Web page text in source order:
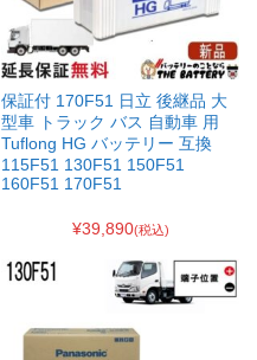
保証付 170F51 日立 後継品 大
型車 トラック バス 自動車 用
Tuflong HG バッテリー 互換
115F51 130F51 150F51
160F51 170F51
¥39,890(税込)